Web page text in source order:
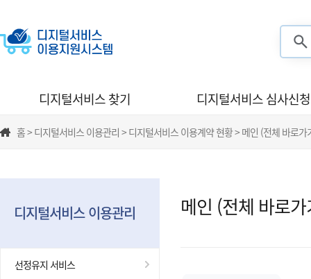
디지털서비스 찾기 디지털서비스 심사신청
홈 > 디지털서비스 이용관리 > 디지털서비스 이용계약 현황 > 메인 (전체 바로가
디지털서비스 이용관리
선정유지 서비스
메인 (전체 바로